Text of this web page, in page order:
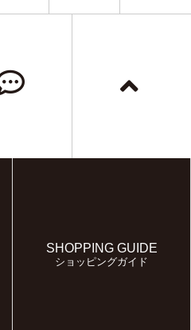
SHOPPING GUIDE
ショッピングガイド